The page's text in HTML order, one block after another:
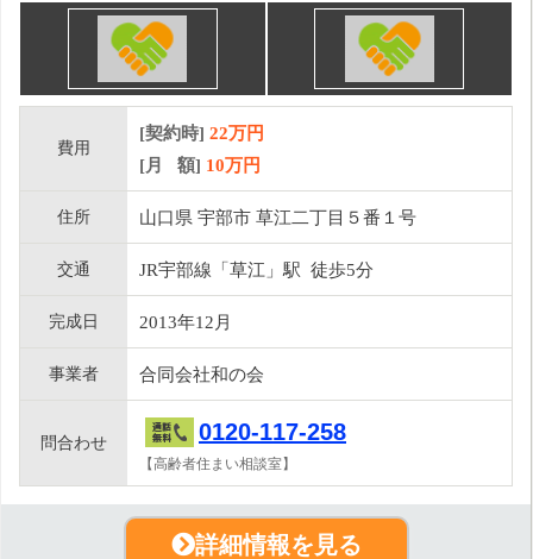
費用
[契約時] 22万円
[月 額] 10万円
住所 山口県 宇部市 草江二丁目５番１号
交通 JR宇部線「草江」駅 徒歩5分
完成日 2013年12月
事業者 合同会社和の会
問合わせ 0120-117-258
【高齢者住まい相談室】
詳細情報を見る